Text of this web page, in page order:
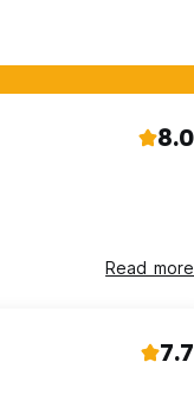
8.0
Read more
7.7